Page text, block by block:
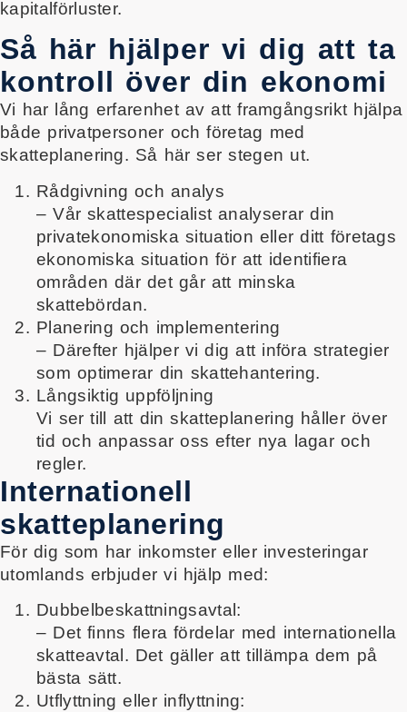
kapitalförluster.
Så här hjälper vi dig att ta
kontroll över din ekonomi
Vi har lång erfarenhet av att framgångsrikt hjälpa
både privatpersoner och företag med
skatteplanering. Så här ser stegen ut.
Rådgivning och analys
– Vår skattespecialist analyserar din
privatekonomiska situation eller ditt företags
ekonomiska situation för att identifiera
områden där det går att minska
skattebördan.
Planering och implementering
– Därefter hjälper vi dig att införa strategier
som optimerar din skattehantering.
Långsiktig uppföljning
Vi ser till att din skatteplanering håller över
tid och anpassar oss efter nya lagar och
regler.
Internationell
skatteplanering
För dig som har inkomster eller investeringar
utomlands erbjuder vi hjälp med:
Dubbelbeskattningsavtal:
– Det finns flera fördelar med internationella
skatteavtal. Det gäller att tillämpa dem på
bästa sätt.
Utflyttning eller inflyttning: